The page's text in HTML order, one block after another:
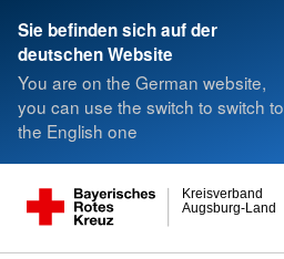
Sie befinden sich auf der
deutschen Website
You are on the German website,
you can use the switch to switch to
the English one
Augsburg-Land
Kreisverband